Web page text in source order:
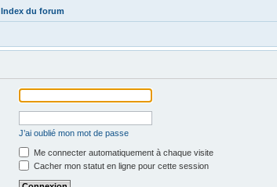
Index du forum
J’ai oublié mon mot de passe
Me connecter automatiquement à chaque visite
Cacher mon statut en ligne pour cette session